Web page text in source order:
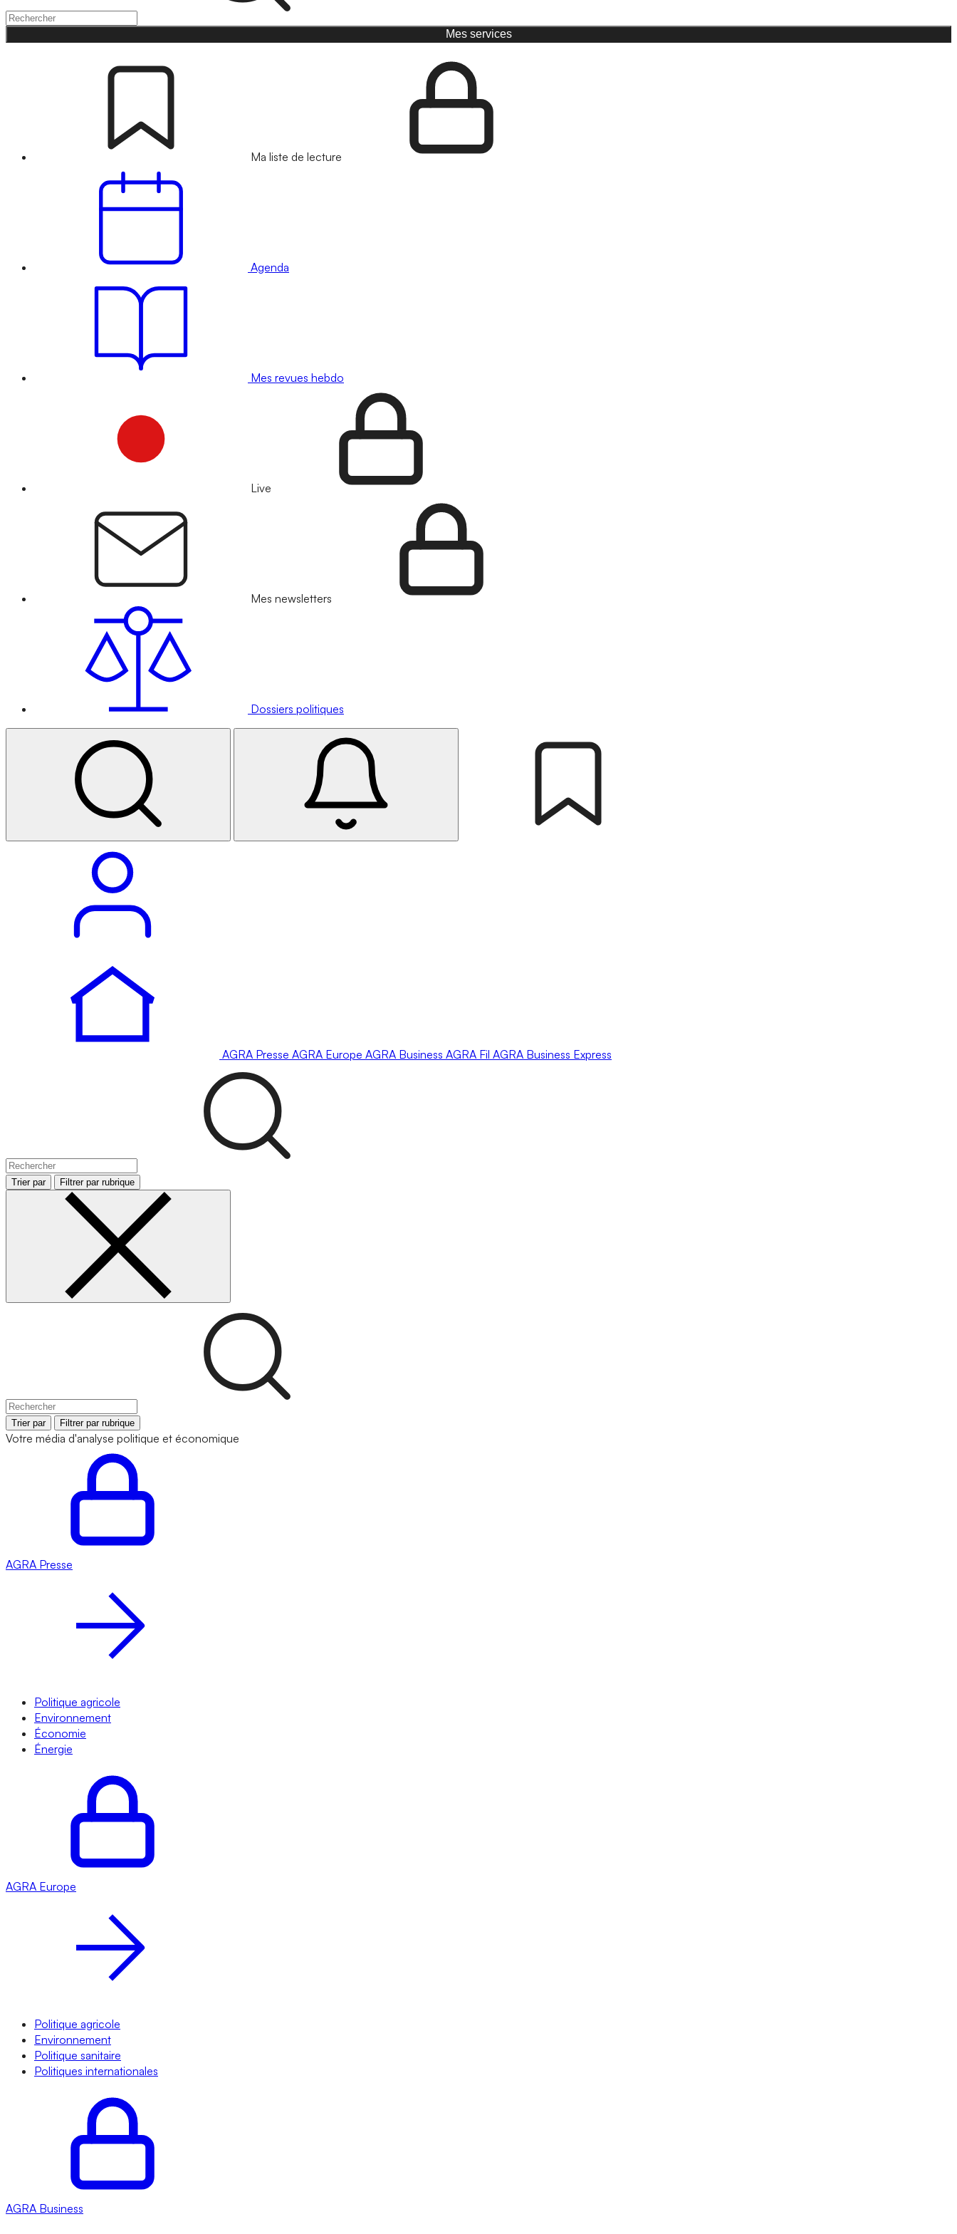
Mes services
Ma liste de lecture
Agenda
Mes revues hebdo
Live
Mes newsletters
Dossiers politiques
AGRA Presse AGRA Europe AGRA Business AGRA Fil AGRA Business Express
Trier par Filtrer par rubrique
Trier par Filtrer par rubrique
Votre média d'analyse politique et économique
AGRA Presse
Politique agricole
Environnement
Économie
Énergie
AGRA Europe
Politique agricole
Environnement
Politique sanitaire
Politiques internationales
AGRA Business